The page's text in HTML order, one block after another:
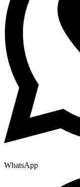
WhatsApp